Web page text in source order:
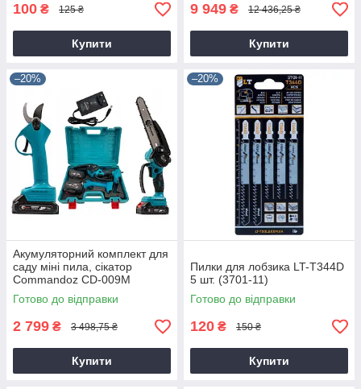
100 ₴ 125 ₴
Купити
9 949 ₴ 12 436,25 ₴
Купити
–20%
Акумуляторний комплект для
саду міні пила, сікатор
Commandoz CD-009M
Готово до відправки
2 799 ₴ 3 498,75 ₴
Купити
–20%
Пилки для лобзика LT-T344D
5 шт. (3701-11)
Готово до відправки
120 ₴ 150 ₴
Купити